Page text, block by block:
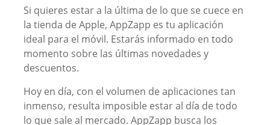
Si quieres estar a la última de lo que se cuece en
la tienda de Apple, AppZapp es tu aplicación
ideal para el móvil. Estarás informado en todo
momento sobre las últimas novedades y
descuentos.
Hoy en día, con el volumen de aplicaciones tan
inmenso, resulta imposible estar al día de todo
lo que sale al mercado. AppZapp busca los